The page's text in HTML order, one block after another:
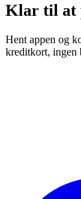
Klar til at
Hent appen og
kreditkort, ingen